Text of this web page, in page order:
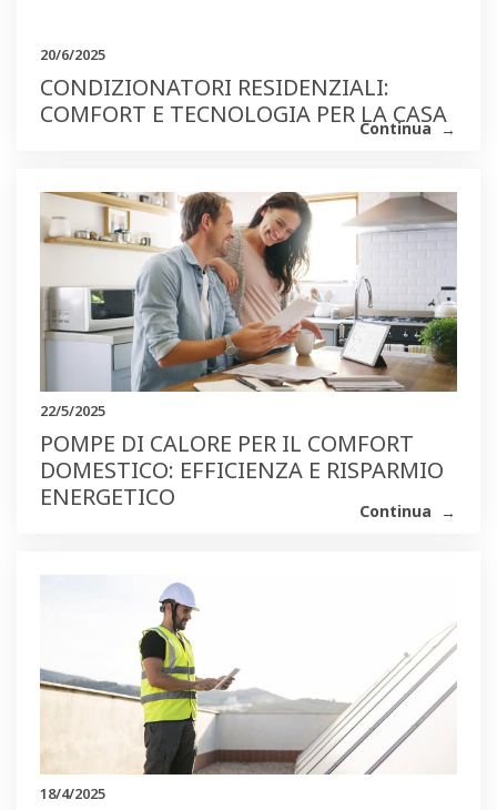
20/6/2025
CONDIZIONATORI RESIDENZIALI:
COMFORT E TECNOLOGIA PER LA CASA
Continua
22/5/2025
POMPE DI CALORE PER IL COMFORT
DOMESTICO: EFFICIENZA E RISPARMIO
ENERGETICO
Continua
18/4/2025